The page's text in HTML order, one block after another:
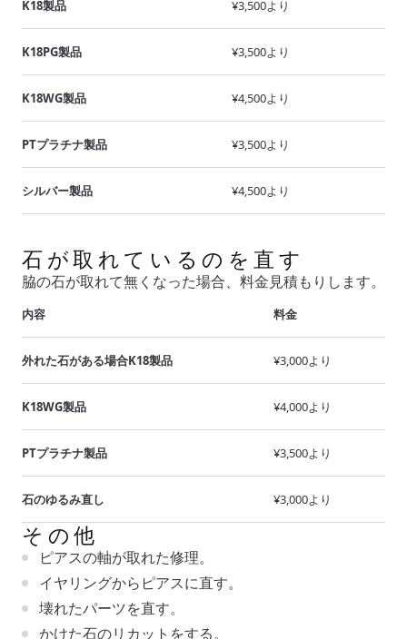
K18製品 ¥3,500より
K18PG製品 ¥3,500より
K18WG製品 ¥4,500より
PTプラチナ製品 ¥3,500より
シルバー製品 ¥4,500より
石が取れているのを直す
脇の石が取れて無くなった場合、料金見積もりします。
内容 料金
外れた石がある場合K18製品 ¥3,000より
K18WG製品 ¥4,000より
PTプラチナ製品 ¥3,500より
石のゆるみ直し ¥3,000より
その他
ピアスの軸が取れた修理。
イヤリングからピアスに直す。
壊れたパーツを直す。
かけた石のリカットをする。